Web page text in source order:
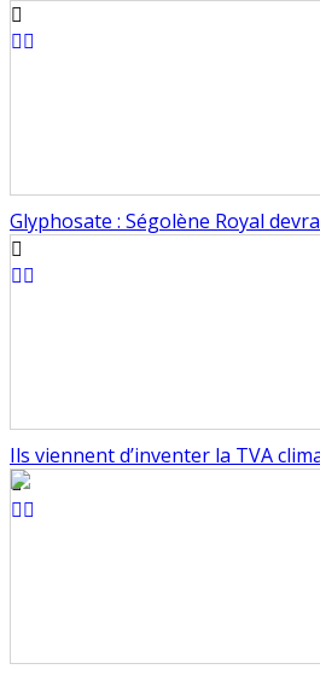
Glyphosate : Ségolène Royal
Ils viennent d’inventer la TVA